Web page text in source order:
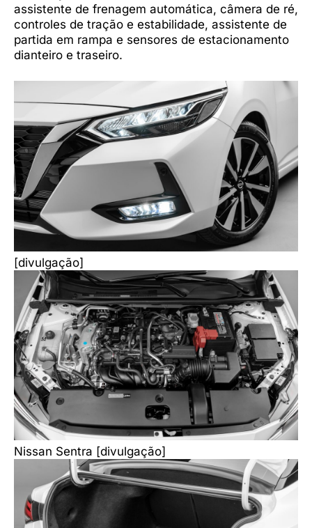
assistente de frenagem automática, câmera de ré,
controles de tração e estabilidade, assistente de
partida em rampa e sensores de estacionamento
dianteiro e traseiro.
[divulgação]
Nissan Sentra [divulgação]